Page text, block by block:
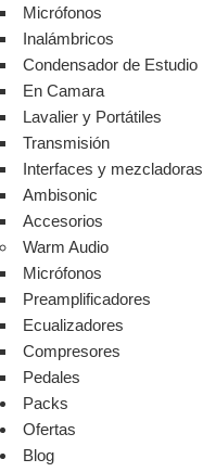
Micrófonos
Inalámbricos
Condensador de Estudio
En Camara
Lavalier y Portátiles
Transmisión
Interfaces y mezcladoras
Ambisonic
Accesorios
Warm Audio
Micrófonos
Preamplificadores
Ecualizadores
Compresores
Pedales
Packs
Ofertas
Blog